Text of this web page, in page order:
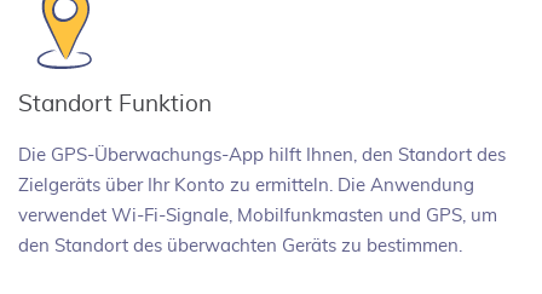
Standort Funktion
Die GPS-Überwachungs-App hilft Ihnen, den Standort des
Zielgeräts über Ihr Konto zu ermitteln. Die Anwendung
verwendet Wi-Fi-Signale, Mobilfunkmasten und GPS, um
den Standort des überwachten Geräts zu bestimmen.